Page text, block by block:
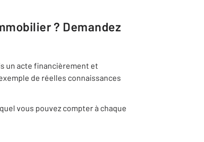
? Demandez
un acte financièrement et
de réelles connaissances
vous pouvez compter à chaque